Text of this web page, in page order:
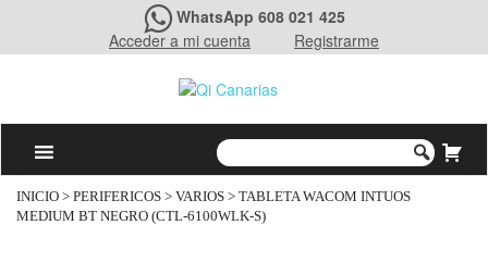
WhatsApp 608 021 425
Acceder a mi cuenta
Registrarme
INICIO > PERIFERICOS > VARIOS > TABLETA WACOM INTUOS
MEDIUM BT NEGRO (CTL-6100WLK-S)